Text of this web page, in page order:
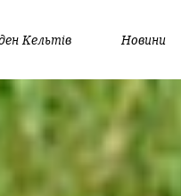
Кельтів Новини